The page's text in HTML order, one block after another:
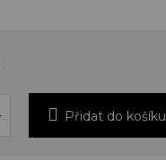
Přidat do košíku